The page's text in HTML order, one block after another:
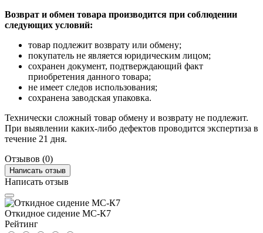
Возврат и обмен товара производится при соблюдении
следующих условий:
товар подлежит возврату или обмену;
покупатель не является юридическим лицом;
сохранен документ, подтверждающий факт
приобретения данного товара;
не имеет следов использования;
сохранена заводская упаковка.
Технически сложный товар обмену и возврату не подлежит.
При выявлении каких-либо дефектов проводится экспертиза в
течение 21 дня.
Отзывов (0)
Написать отзыв
Написать отзыв
Откидное сидение МС-К7
Рейтинг